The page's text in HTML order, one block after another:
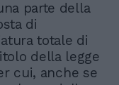
parte della
di
totale di
della legge
cui, anche se